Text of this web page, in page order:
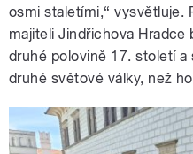
osmi staletími,“ vysvětluje.
majiteli Jindřichova Hradce
druhé polovině 17. století a
druhé světové války, než